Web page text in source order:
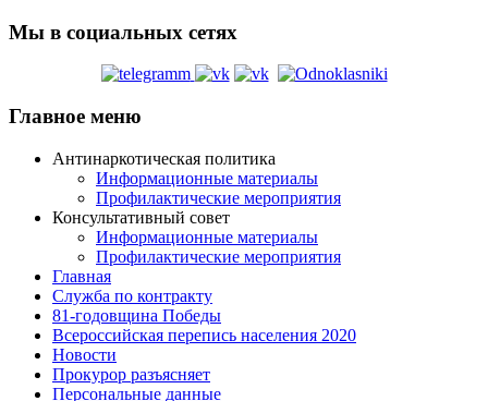
Мы в социальных сетях
Главное меню
Антинаркотическая политика
Информационные материалы
Профилактические мероприятия
Консультативный совет
Информационные материалы
Профилактические мероприятия
Главная
Служба по контракту
81-годовщина Победы
Всероссийская перепись населения 2020
Новости
Прокурор разъясняет
Персональные данные